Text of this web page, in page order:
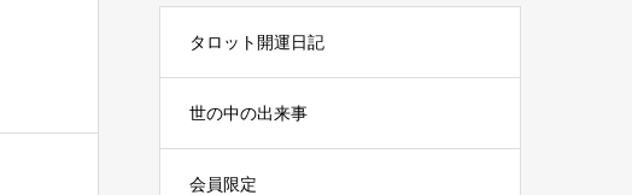
タロット開運日記
世の中の出来事
会員限定